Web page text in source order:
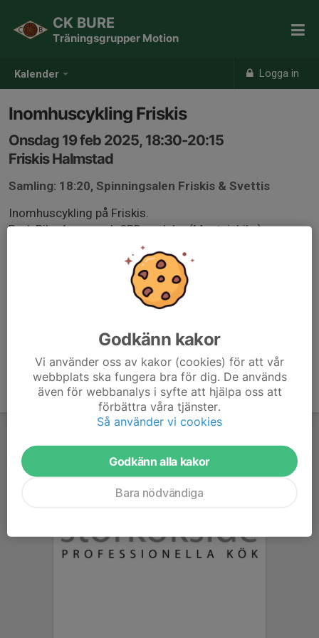
Kalender Logga in
CK BURE
Träningsgrupper Motion
Inomhuscykling Friskis
Onsdag 19 feb 2025, 18:30-20:15
Friskis Halmstad
Samling: 18:20, Spinningsalen Friskis & Svettis
Inomhuscykling på Friskis.
BodyBike Appen och SPD-pedaler (Moutainbike).
Fokus: mer av allt, spetsa till formen.
Välkomna utveckla formen i vinter.
Godkänn kakor
Vi använder oss av kakor (cookies) för att vår
webbplats ska fungera bra för dig. De används
även för webbanalys i syfte att hjälpa oss att
förbättra våra tjänster.
Så använder vi cookies
Godkänn alla kakor
Bara nödvändiga